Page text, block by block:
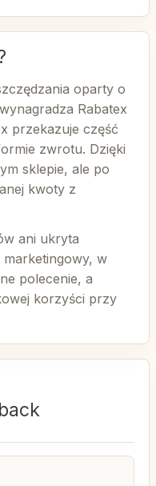
oparty o
Rabatex
przekazuje część
zwrotu. Dzięki
sklepie, ale po
kwoty z
ani ukryta
w
polecenie, a
korzyści przy